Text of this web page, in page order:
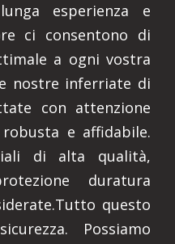
esperienza e
ci consentono di
a ogni vostra
nostre inferriate di
con attenzione
e affidabile.
di alta qualità,
duratura
questo
Possiamo